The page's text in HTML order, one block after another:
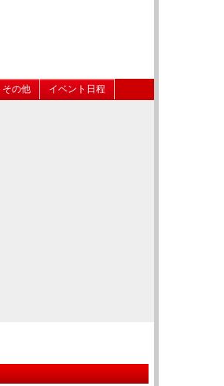
その他 イベント日程